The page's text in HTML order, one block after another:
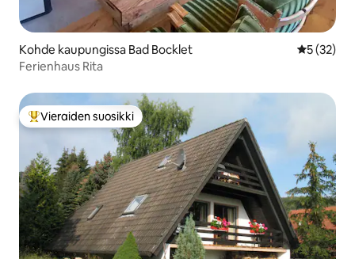
Kohde kaupungissa Bad Bocklet
5 (32)
Ferienhaus Rita
Vieraiden suosikkien parhaimmistoa
Vieraiden suosikki